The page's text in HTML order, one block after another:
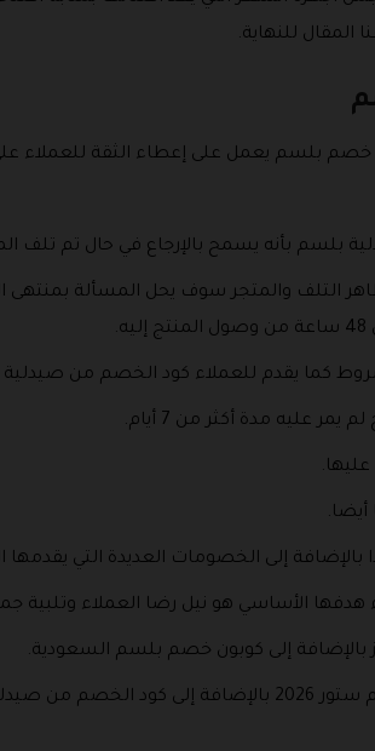
بلسم يعمل على إعطاء الثقة للعملاء على
بأنه يسمح بالإرجاع في حال تم تلف
التلف والمتجر سوف يحل المسألة
كما يقدم للعملاء كود الخصم من
عليه مدة أكثر من 7 أيام.
إلى الخصومات العديدة التي يقدمها
الأساسي هو نيل رضا العملاء وتلبية
إلى كوبون خصم بلسم السعودية.
أيضا عروض بلسم 2026 وتخفيضات بلسم كوبون تخفيض بلسم ستور